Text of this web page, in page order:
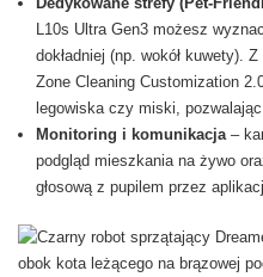
L10s Ultra Gen3 możesz
dokładniej (np. wokół kuwety).
Zone Cleaning Customization
legowiska czy miski,
Monitoring i komunikacja–
podgląd mieszkania na żywo
głosową z pupilem przez